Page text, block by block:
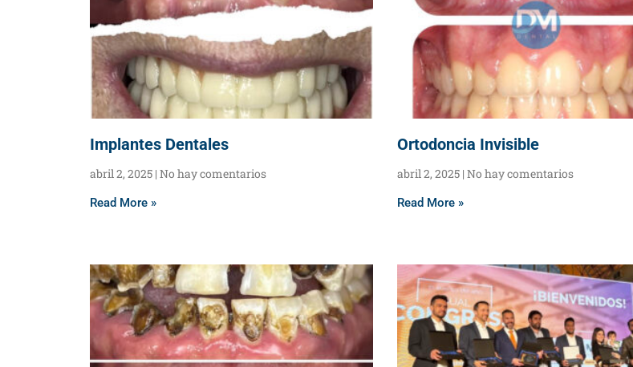
Implantes Dentales
abril 2, 2025 No hay comentarios
Read More »
Ortodoncia Invisible
abril 2, 2025 No hay comentarios
Read More »